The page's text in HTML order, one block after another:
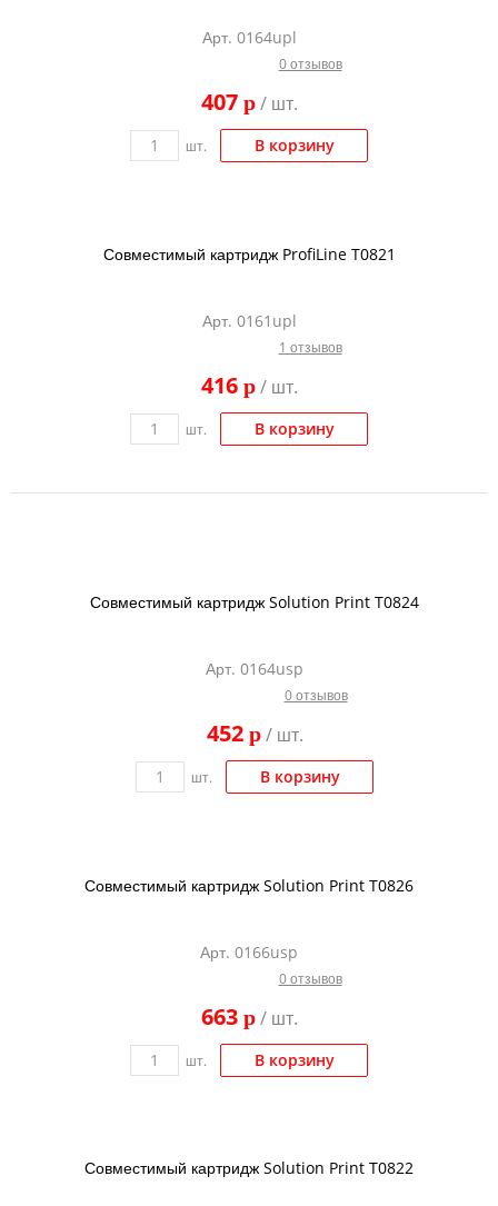
Арт. 0164upl
0 отзывов
407 p/ шт.
шт. В корзину
Совместимый картридж ProfiLine T0821
Арт. 0161upl
1 отзывов
416 p/ шт.
шт. В корзину
Совместимый картридж Solution Print T0824
Арт. 0164usp
0 отзывов
452 p/ шт.
шт. В корзину
Совместимый картридж Solution Print T0826
Арт. 0166usp
0 отзывов
663 p/ шт.
шт. В корзину
Совместимый картридж Solution Print T0822